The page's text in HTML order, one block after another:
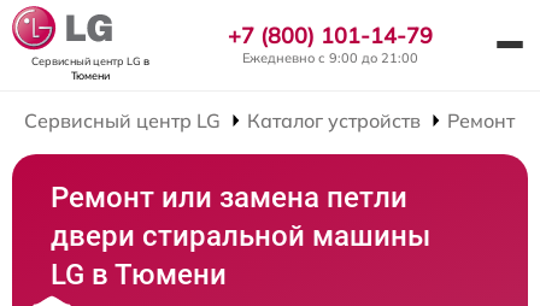
Сервисный центр LG в
Тюмени
+7 (800) 101-14-79
Ежедневно с 9:00 до 21:00
Сервисный центр LG Каталог устройств Ремонт
Ремонт или замена петли
двери стиральной машины
LG в Тюмени